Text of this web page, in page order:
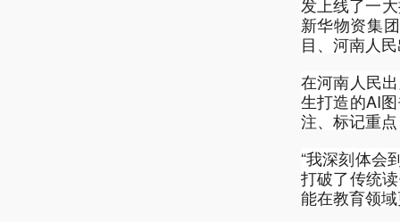
新华物资集
目、河南人
在河南人民
生打造的AI
注、标记重
“我深刻体会
打破了传统
能在教育领